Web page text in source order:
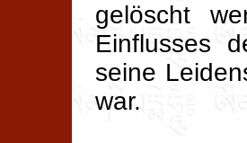
gelöscht
Einflusses
seine
war.